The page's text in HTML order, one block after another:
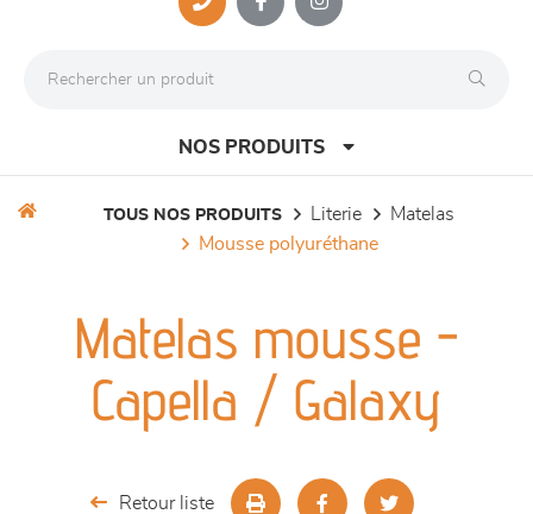
NOS PRODUITS
séjours
meubles de complément
TOUS NOS PRODUITS literie
matelas
mousse polyuréthane
Matelas mousse -
Capella / Galaxy
Retour liste